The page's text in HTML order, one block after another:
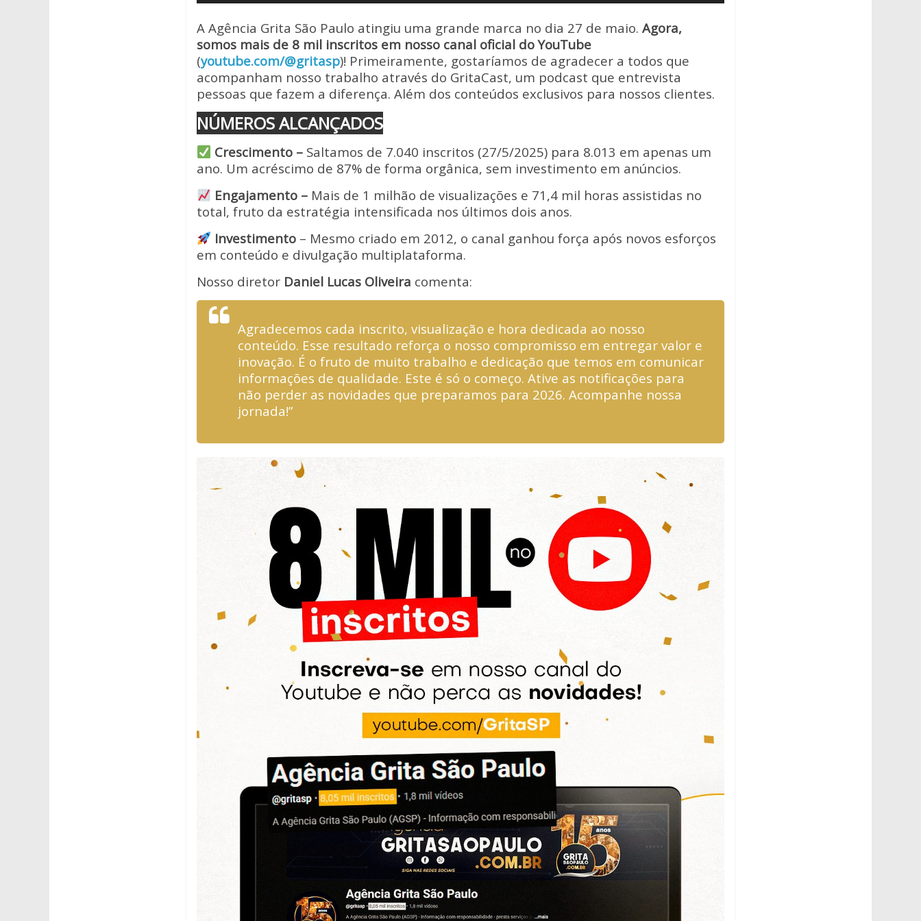
A
p
p
o
o
k
Li
n
k
para
ou
para
baixo
ou
volume.
A Agência Grita São Paulo atingiu uma grande marca no dia 27 de maio. Agora,
somos mais de 8 mil inscritos em nosso canal oficial do YouTube
(youtube.com/@gritasp)! Primeiramente, gostaríamos de agradecer a todos que
acompanham nosso trabalho através do GritaCast, um podcast que entrevista
pessoas que fazem a diferença. Além dos conteúdos exclusivos para nossos clientes.
NÚMEROS ALCANÇADOS
Crescimento – Saltamos de 7.040 inscritos (27/5/2025) para 8.013 em apenas um
ano. Um acréscimo de 87% de forma orgânica, sem investimento em anúncios.
Engajamento – Mais de 1 milhão de visualizações e 71,4 mil horas assistidas no
total, fruto da estratégia intensificada nos últimos dois anos.
Investimento – Mesmo criado em 2012, o canal ganhou força após novos esforços
em conteúdo e divulgação multiplataforma.
Nosso diretor Daniel Lucas Oliveira comenta:
Agradecemos cada inscrito, visualização e hora dedicada ao nosso
conteúdo. Esse resultado reforça o nosso compromisso em entregar valor e
inovação. É o fruto de muito trabalho e dedicação que temos em comunicar
informações de qualidade. Este é só o começo. Ative as notificações para
não perder as novidades que preparamos para 2026. Acompanhe nossa
jornada!”